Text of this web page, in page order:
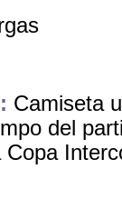
Camiseta
del
Copa